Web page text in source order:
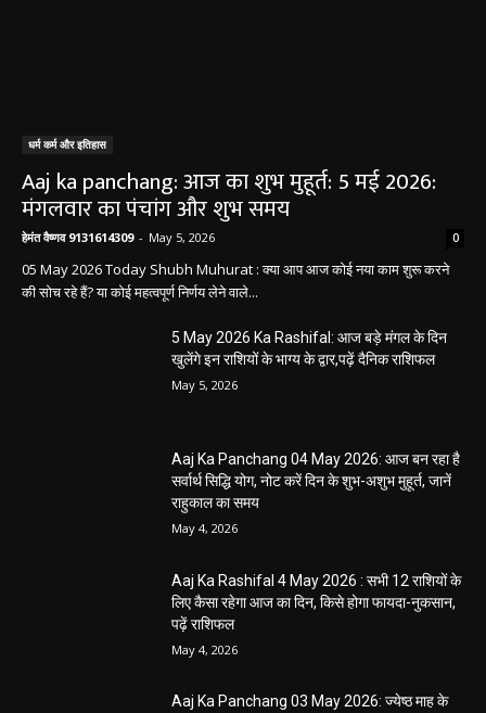
धर्म कर्म और इतिहास
Aaj ka panchang: आज का शुभ मुहूर्त: 5 मई 2026:
मंगलवार का पंचांग और शुभ समय
हेमंत वैष्णव 9131614309 - May 5, 2026 0
05 May 2026 Today Shubh Muhurat : क्या आप आज कोई नया काम शुरू करने
की सोच रहे हैं? या कोई महत्वपूर्ण निर्णय लेने वाले...
5 May 2026 Ka Rashifal: आज बड़े मंगल के दिन
खुलेंगे इन राशियों के भाग्य के द्वार,पढ़ें दैनिक राशिफल
May 5, 2026
Aaj Ka Panchang 04 May 2026: आज बन रहा है
सर्वार्थ सिद्धि योग, नोट करें दिन के शुभ-अशुभ मुहूर्त, जानें
राहुकाल का समय
May 4, 2026
Aaj Ka Rashifal 4 May 2026 : सभी 12 राशियों के
लिए कैसा रहेगा आज का दिन, किसे होगा फायदा-नुकसान,
पढ़ें राशिफल
May 4, 2026
Aaj Ka Panchang 03 May 2026: ज्येष्ठ माह के